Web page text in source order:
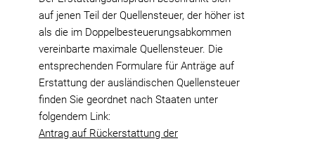
auf jenen Teil der Quellensteuer, der höher ist
als die im Doppelbesteuerungsabkommen
vereinbarte maximale Quellensteuer. Die
entsprechenden Formulare für Anträge auf
Erstattung der ausländischen Quellensteuer
finden Sie geordnet nach Staaten unter
folgendem Link:
Antrag auf Rückerstattung der